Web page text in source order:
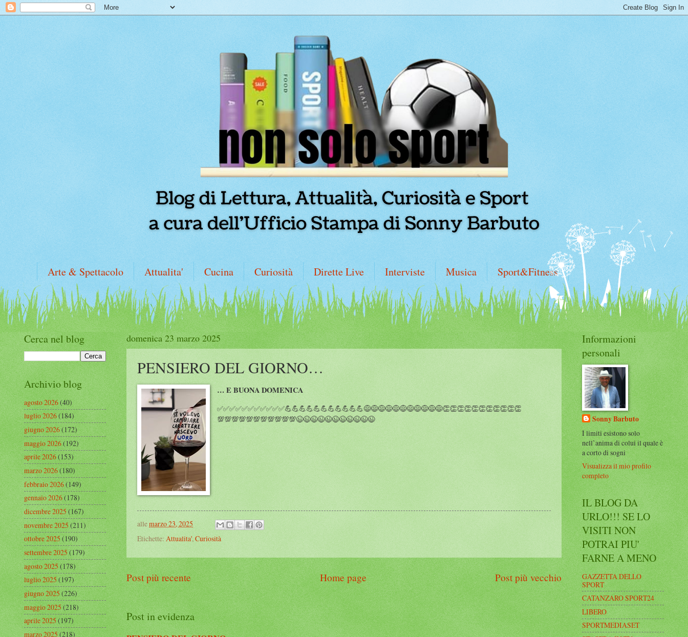
Arte & Spettacolo Attualita' Cucina Curiosità Dirette Live Interviste Musica Sport&Fitness
domenica 23 marzo 2025
PENSIERO DEL GIORNO…
… E BUONA DOMENICA
✅✅✅✅✅✅✅✅✅✅✅💪💪💪💪💪💪💪💪💪💪💪😅😅😅😅😅😅😅😅😅😅😅👏👏👏👏👏👏👏👏👏👏👏
💯💯💯💯💯💯💯💯💯💯💯😉😉😉😉😉😉😉😉😉😉😉
allemarzo 23, 2025
Etichette: Attualita',Curiosità
Post più recente Post più vecchio
Home page
Post in evidenza
Cerca nel blog
Archivio blog
agosto 2026(40)
luglio 2026(184)
giugno 2026(172)
maggio 2026(192)
aprile 2026(153)
marzo 2026(180)
febbraio 2026(149)
gennaio 2026(178)
dicembre 2025(167)
novembre 2025(211)
ottobre 2025(190)
settembre 2025(179)
agosto 2025(178)
luglio 2025(197)
giugno 2025(226)
maggio 2025(218)
aprile 2025(197)
marzo 2025(218)
Informazioni
personali
Sonny Barbuto
I limiti esistono solo
nell’anima di colui il quale è
a corto di sogni
Visualizza il mio profilo
completo
IL BLOG DA
URLO!!! SE LO
VISITI NON
POTRAI PIU'
FARNE A MENO
GAZZETTA DELLO
SPORT
CATANZARO SPORT24
LIBERO
SPORTMEDIASET